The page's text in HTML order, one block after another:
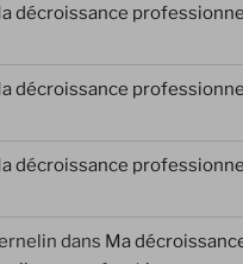
décroissance
décroissance
décroissance
dans Ma